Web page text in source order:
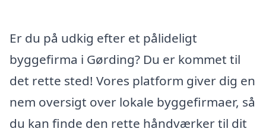
Er du på udkig efter et pålideligt
byggefirma i Gørding? Du er kommet til
det rette sted! Vores platform giver dig en
nem oversigt over lokale byggefirmaer, så
du kan finde den rette håndværker til dit